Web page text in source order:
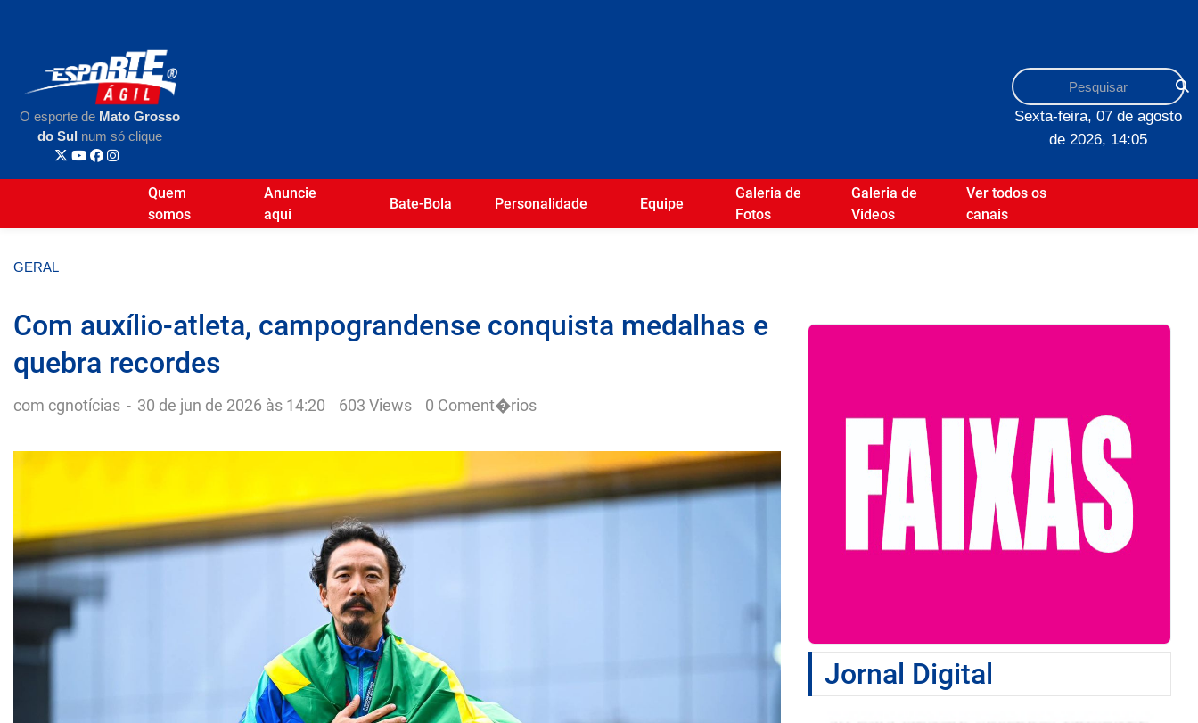
O esporte de Mato Grosso
do Sul num só clique
Sexta-feira, 07 de agosto
de 2026, 14:05
Quem
somos
Anuncie
aqui
Bate-Bola Personalidade Equipe
Galeria de
Fotos
Galeria de
Videos
Ver todos os
canais
GERAL
Com auxílio-atleta, campograndense conquista medalhas e
quebra recordes
com cgnotícias - 30 de jun de 2026 às 14:20 603 Views 0 Coment�rios
Jornal Digital